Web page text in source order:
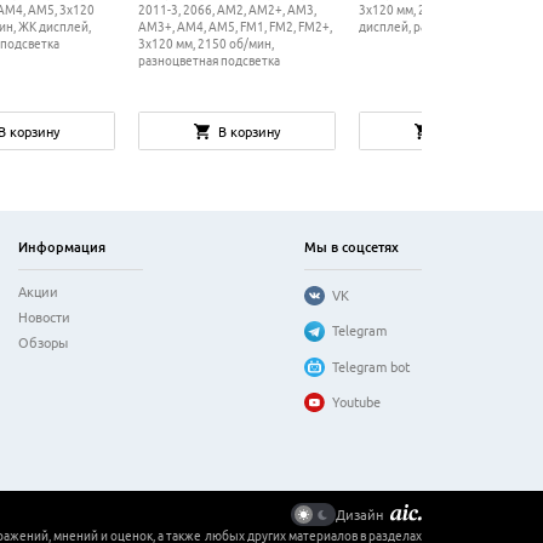
AM5, 3x120
ЖК дисплей,
В корзину
2011-3, 2066, AM2, AM2+, AM3,
AM3+, AM4, AM5, FM1, FM2, FM2+,
3x120 мм, 2150 об/мин,
разноцветная подсветка
В корзину
3x120 мм, 2000 об/мин, ЖК
дисплей, разноцветная
Информация
Акции
Новости
Обзоры
Мы в соцсетях
VK
Telegram
Telegram bot
Youtube
Дизайн
мнений и оценок, а также любых других материалов в разделах